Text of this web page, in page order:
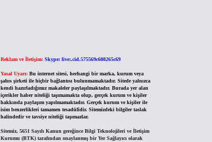
Reklam ve İletişim: Skype: live:.cid.575569c608265c69
Yasal Uyarı: Bu internet sitesi, herhangi bir marka, kurum veya
şahıs şirketi ile hiçbir bağlantısı bulunmamaktadır. Sitede yalnızca
kendi hazırladığımız makaleler paylaşılmaktadır. Burada yer alan
içerikler haber niteliği taşımamakta olup, gerçek kurum ve kişiler
hakkında paylaşım yapılmamaktadır. Gerçek kurum ve kişiler ile
isim benzerlikleri tamamen tesadüfidir. Sitemizdeki bilgiler taslak
halindedir ve tavsiye niteliği taşımazlar.
Sitemiz, 5651 Sayılı Kanun gereğince Bilgi Teknolojileri ve İletişim
Kurumu (BTK) tarafından onaylanmış bir Yer Sağlayıcı olarak